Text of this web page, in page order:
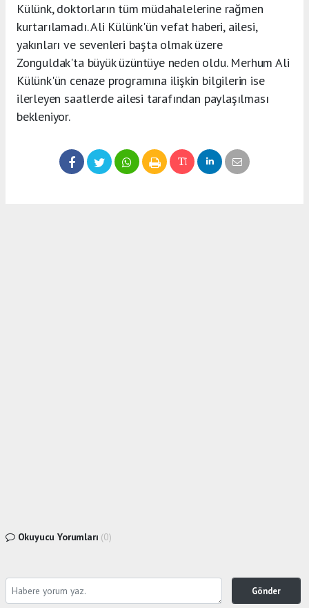
Külünk, doktorların tüm müdahalelerine rağmen
kurtarılamadı. Ali Külünk'ün vefat haberi, ailesi,
yakınları ve sevenleri başta olmak üzere
Zonguldak'ta büyük üzüntüye neden oldu. Merhum Ali
Külünk'ün cenaze programına ilişkin bilgilerin ise
ilerleyen saatlerde ailesi tarafından paylaşılması
bekleniyor.
Okuyucu Yorumları (0)
Gönder